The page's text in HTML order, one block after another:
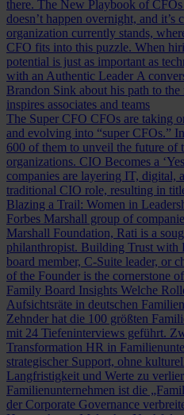
there. The New Playbook of CFOs
doesn’t happen overnight, and it’s
organization currently stands,
CFO fits into this puzzle. When
potential is just as important as
with an Authentic Leader A
Brandon Sink about his path to
inspires associates and teams
The Super CFO CFOs are taking
and evolving into “super CFOs.”
600 of them to unveil the future of
organizations. CIO Becomes a
companies are layering IT, digital,
traditional CIO role, resulting in
Blazing a Trail: Women in
Forbes Marshall group of
Marshall Foundation, Rati is a
philanthropist. Building Trust with
board member, C-Suite leader, or
of the Founder is the cornerstone
Family Board Insights Welche
Aufsichtsräte in deutschen
Zehnder hat die 100 größten
mit 24 Tiefeninterviews geführt.
Transformation HR in
strategischer Support, ohne
Langfristigkeit und Werte zu
Familienunternehmen ist die
der Corporate Governance